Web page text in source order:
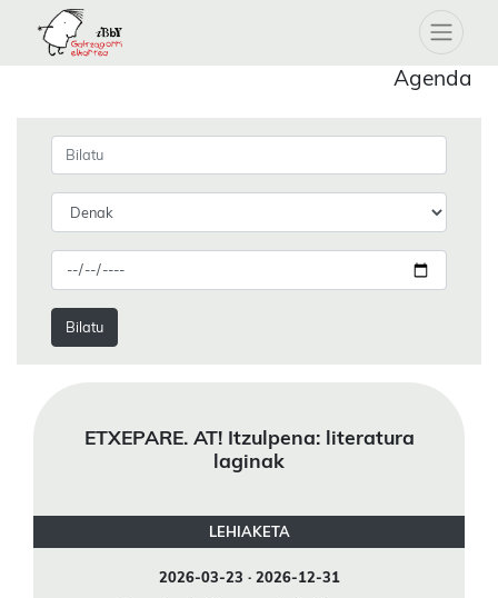
Agenda
Bilatu
ETXEPARE. AT! Itzulpena: literatura
laginak
LEHIAKETA
2026-03-23 · 2026-12-31